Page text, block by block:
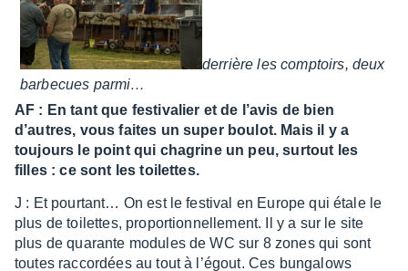
derrière les comp­toirs, deux
barbe­cues parmi…
AF : En tant que festi­va­lier et de l’avis de bien
d’autres, vous faites un super boulot. Mais il y a
toujours le point qui chagrine un peu, surtout les
filles : ce sont les toilettes.
J : Et pour­tant… On est le festi­val en Europe qui étale le
plus de toilettes, propor­tion­nel­le­ment. Il y a sur le site
plus de quarante modules de WC sur 8 zones qui sont
toutes raccor­dées au tout à l’égout. Ces bunga­lows